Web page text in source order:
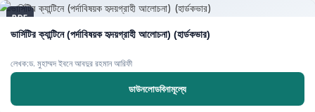
PDF
ভার্সিটির ক্যান্টিনে (পর্দাবিষয়ক হৃদয়গ্রাহী আলোচনা) (হার্ডকভার)
লেখক:ড. মুহাম্মদ ইবনে আবদুর রহমান আরিফী
ডাউনলোডবিনামূল্যে